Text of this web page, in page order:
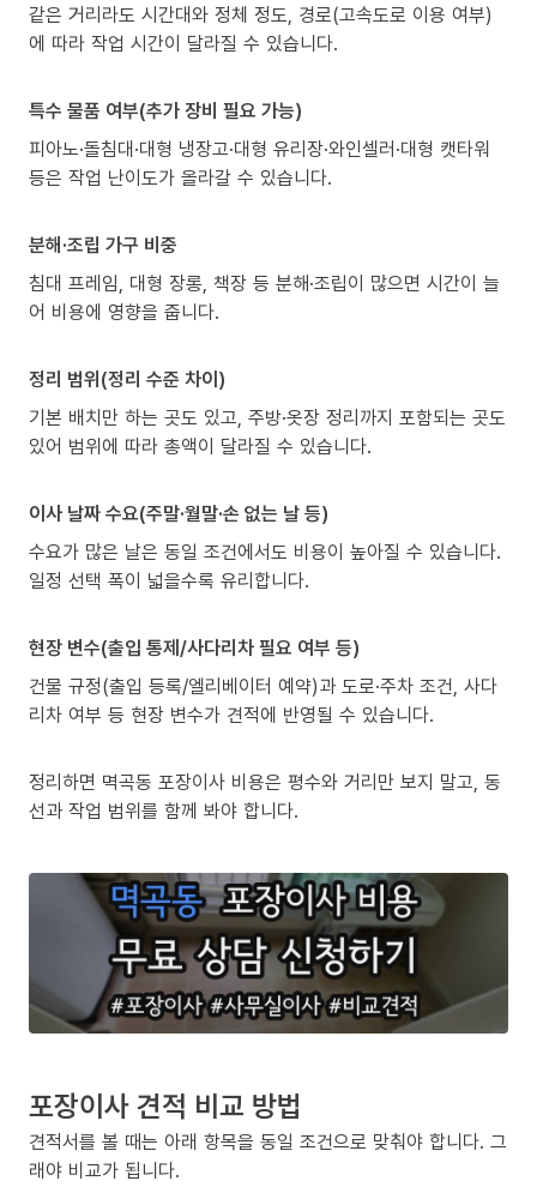
같은 거리라도 시간대와 정체 정도, 경로(고속도로 이용 여부)
에 따라 작업 시간이 달라질 수 있습니다.
특수 물품 여부(추가 장비 필요 가능)
피아노·돌침대·대형 냉장고·대형 유리장·와인셀러·대형 캣타워
등은 작업 난이도가 올라갈 수 있습니다.
분해·조립 가구 비중
침대 프레임, 대형 장롱, 책장 등 분해·조립이 많으면 시간이 늘
어 비용에 영향을 줍니다.
정리 범위(정리 수준 차이)
기본 배치만 하는 곳도 있고, 주방·옷장 정리까지 포함되는 곳도
있어 범위에 따라 총액이 달라질 수 있습니다.
이사 날짜 수요(주말·월말·손 없는 날 등)
수요가 많은 날은 동일 조건에서도 비용이 높아질 수 있습니다.
일정 선택 폭이 넓을수록 유리합니다.
현장 변수(출입 통제/사다리차 필요 여부 등)
건물 규정(출입 등록/엘리베이터 예약)과 도로·주차 조건, 사다
리차 여부 등 현장 변수가 견적에 반영될 수 있습니다.
정리하면 멱곡동 포장이사 비용은 평수와 거리만 보지 말고, 동
선과 작업 범위를 함께 봐야 합니다.
포장이사 견적 비교 방법
견적서를 볼 때는 아래 항목을 동일 조건으로 맞춰야 합니다. 그
래야 비교가 됩니다.